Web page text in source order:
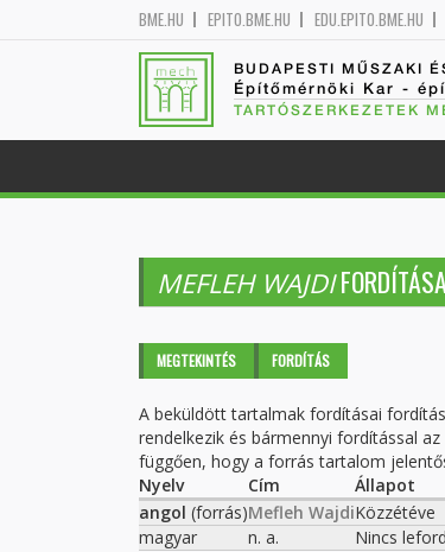
BME.HU EPITO.BME.HU EDU.EPITO.BME.HU
BUDAPESTI MŰSZAKI
Építőmérnöki Kar -
TARTÓSZERKEZETEK
MEFLEH WAJDI
Elsődleges fülek
MEGTEKINTÉS FORDÍTÁS
A beküldött tartalmak fordításai
rendelkezik és bármennyi fordítással az
függően, hogy a forrás tartalom
Nyelv
Cím Állapot
angol (forrás)Mefleh WajdiKözzétéve
magyar
n. a. Nincs